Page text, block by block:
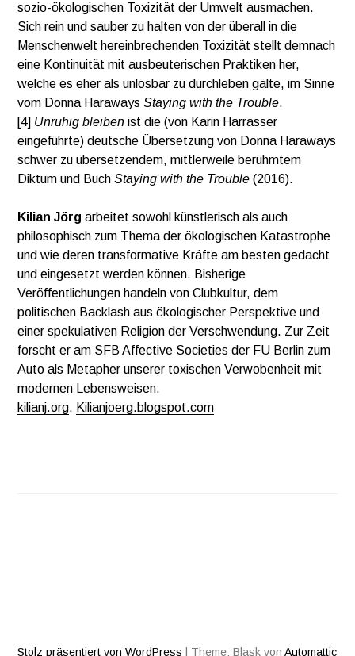
sozio-ökologischen Toxizität der Umwelt ausmachen.
Sich rein und sauber zu halten von der überall in die
Menschenwelt hereinbrechenden Toxizität stellt demnach
eine Kontinuität mit ausbeuterischen Praktiken her,
welche es eher als unlösbar zu durchleben gälte, im Sinne
vom Donna HarawaysStaying with the Trouble.
[4] Unruhig bleiben ist die (von Karin Harrasser
eingeführte) deutsche Übersetzung von Donna Haraways
schwer zu übersetzendem, mittlerweile berühmtem
Diktum und BuchStaying with the Trouble(2016).
Kilian Jörg arbeitet sowohl künstlerisch als auch
philosophisch zum Thema der ökologischen Katastrophe
und wie deren transformative Kräfte am besten gedacht
und eingesetzt werden können. Bisherige
Veröffentlichungen handeln von Clubkultur, dem
politischen Backlash aus ökologischer Perspektive und
einer spekulativen Religion der Verschwendung. Zur Zeit
forscht er am SFB Affective Societies der FU Berlin zum
Auto als Metapher unserer toxischen Verwobenheit mit
modernen Lebensweisen.
kilianj.org. Kilianjoerg.blogspot.com
Stolz präsentiert von WordPress Theme: Blask vonAutomattic